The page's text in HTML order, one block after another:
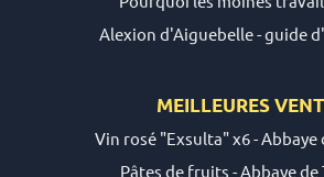
Alexion d'Aiguebelle - guide
MEILLEURES
Vin rosé "Exsulta" x6 - Abbaye
Pâtes de fruits - Abbaye de